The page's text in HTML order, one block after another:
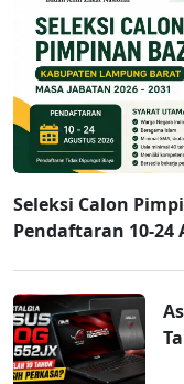
Seleksi Calon
Pendaftaran 10-24